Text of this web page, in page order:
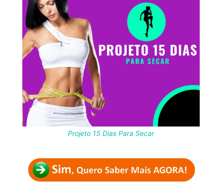
Projeto 15 Dias Para Secar